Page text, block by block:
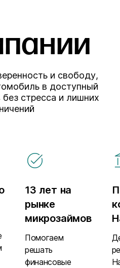
и свободу,
в доступный
стресса и лишних
13 лет на
рынке
микрозаймов
Помогаем
решать
финансовые